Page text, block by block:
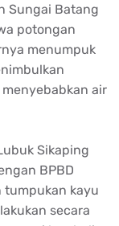
Sungai Batang
potongan
menumpuk
air
Sikaping
BPBD
tumpukan kayu
secara